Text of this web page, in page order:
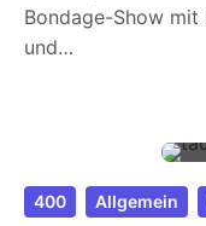
Bondage-Show
und…
400 Allgemein